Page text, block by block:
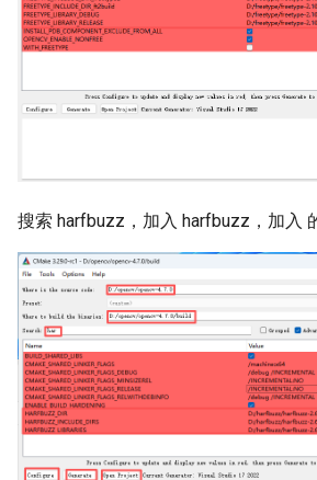
搜索 harfbuzz，加入 harfbuzz，加入